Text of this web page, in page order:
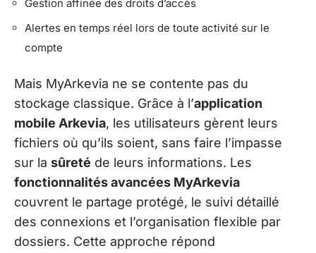
Gestion affinée des droits d’accès
Alertes en temps réel lors de toute activité sur le
compte
Mais MyArkevia ne se contente pas du
stockage classique. Grâce à l’application
mobile Arkevia, les utilisateurs gèrent leurs
fichiers où qu’ils soient, sans faire l’impasse
sur la sûreté de leurs informations. Les
fonctionnalités avancées MyArkevia
couvrent le partage protégé, le suivi détaillé
des connexions et l’organisation flexible par
dossiers. Cette approche répond